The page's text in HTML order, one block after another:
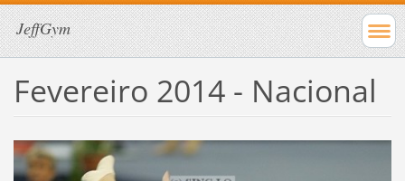
JeffGym
Fevereiro 2014 - Nacional